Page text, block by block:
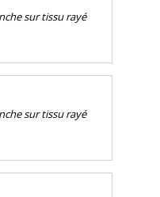
sur tissu rayé
sur tissu rayé